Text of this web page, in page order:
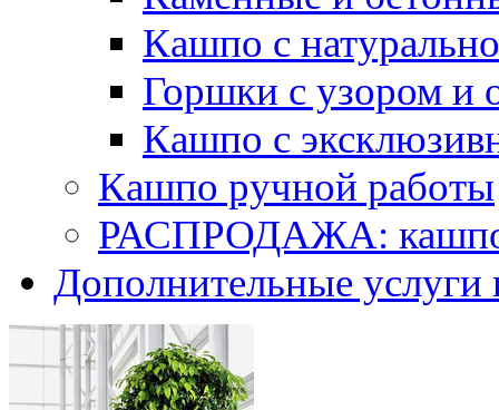
Кашпо с
Горшки с узором и
Кашпо с
Кашпо ручной работы
РАСПРОДАЖА: кашпо
Дополнительные услуги